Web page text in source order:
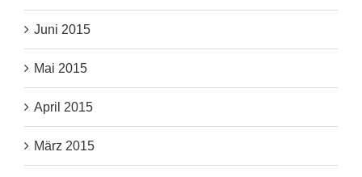
Juni 2015
Mai 2015
April 2015
März 2015